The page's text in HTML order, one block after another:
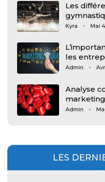
Les
Kyra Mai
les
Admin
Analyse
Admin
LES